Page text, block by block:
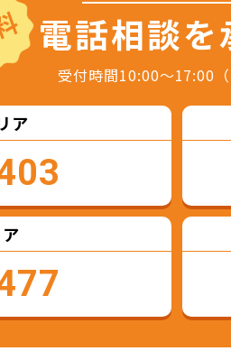
電話相談を
受付時間10:00～17:00（
ア